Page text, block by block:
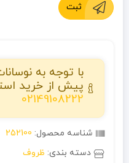
ثبت
با توجه به
پیش از خرید
02149108222
شناسه محصول: 252100
دسته بندی: ظروف